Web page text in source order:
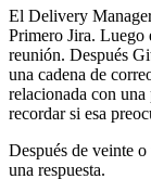
El Delivery
Primero Jira. Luego
reunión. Después
una cadena de
relacionada con
recordar si esa
Después de veinte
una respuesta.